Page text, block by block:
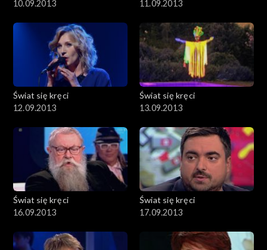
10.09.2013
11.09.2013
Świat się kręci
12.09.2013
Świat się kręci
13.09.2013
Świat się kręci
16.09.2013
Świat się kręci
17.09.2013